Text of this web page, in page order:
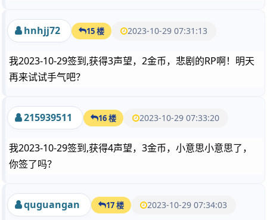
hnhjj72 15 楼 2023-10-29 07:31:13
我2023-10-29签到,获得3声望，2金币，悲剧的RP啊！明天
再来试试手气吧？
215939511 16 楼 2023-10-29 07:33:20
我2023-10-29签到,获得4声望，3金币，小意思小意思了，
你签了吗？
quguangan 17 楼 2023-10-29 07:34:03